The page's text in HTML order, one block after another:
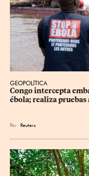
GEOPOLÍTICA
Congo intercepta
ébola; realiza pruebas
Por Reuters